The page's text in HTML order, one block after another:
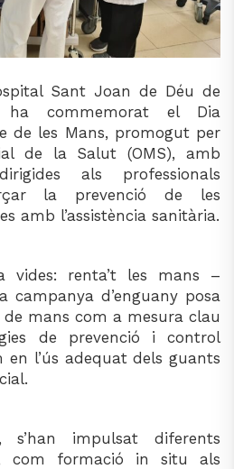
Sant Joan de Déu de
ha commemorat el Dia
de les Mans, promogut per
de la Salut (OMS), amb
als professionals
la prevenció de les
amb l’assistència sanitària.
vides: renta’t les mans –
campanya d’enguany posa
de mans com a mesura clau
de prevenció i control
en l’ús adequat dels guants
impulsat diferents
com formació in situ als